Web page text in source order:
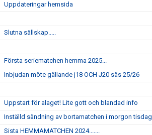
Uppdateringar hemsida
Slutna sällskap.....
Första seriematchen hemma 2025...
Inbjudan möte gällande j18 OCH J20 säs 25/26
Uppstart för alaget! Lite gott och blandad info
Inställd sändning av bortamatchen i morgon tisdag
Sista HEMMAMATCHEN 2024.......